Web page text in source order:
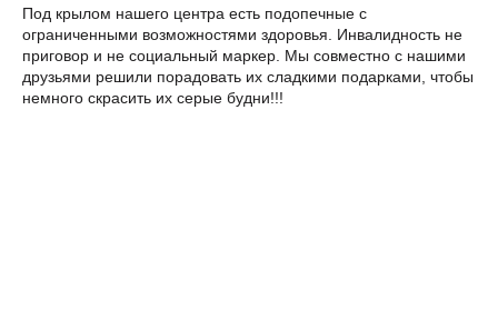
Под крылом нашего центра есть подопечные с
ограниченными возможностями здоровья. Инвалидность не
приговор и не социальный маркер. Мы совместно с нашими
друзьями решили порадовать их сладкими подарками, чтобы
немного скрасить их серые будни!!!